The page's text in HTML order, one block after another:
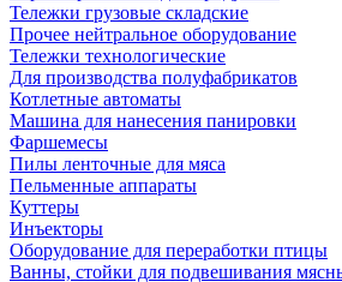
Тележки грузовые складские
Прочее нейтральное оборудование
Тележки технологические
Для производства полуфабрикатов
Котлетные автоматы
Машина для нанесения панировки
Фаршемесы
Пилы ленточные для мяса
Пельменные аппараты
Куттеры
Инъекторы
Оборудование для переработки птицы
Ванны, стойки для подвешивания